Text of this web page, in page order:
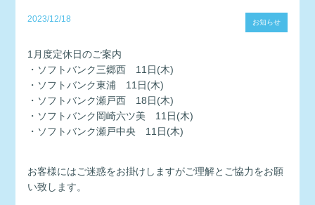
2023/12/18 お知らせ
1月度定休日のご案内
・ソフトバンク三郷西 11日(木)
・ソフトバンク東浦 11日(木)
・ソフトバンク瀬戸西 18日(木)
・ソフトバンク岡崎六ツ美 11日(木)
・ソフトバンク瀬戸中央 11日(木)
お客様にはご迷惑をお掛けしますがご理解とご協力をお願
い致します。